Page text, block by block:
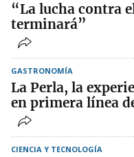
“La lucha contra
terminará”
GASTRONOMÍA
La Perla, la
en primera línea
CIENCIA Y TECNOLOGÍA